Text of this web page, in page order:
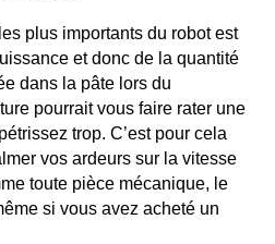
les plus importants du robot est
et donc de la quantité
dans la pâte lors du
pourrait vous faire rater une
trop. C’est pour cela
vos ardeurs sur la vitesse
toute pièce mécanique, le
si vous avez acheté un